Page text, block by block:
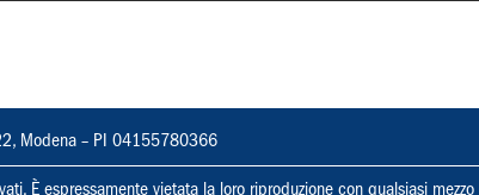
Modena – PI 04155780366
È espressamente vietata la loro riproduzione con qualsiasi